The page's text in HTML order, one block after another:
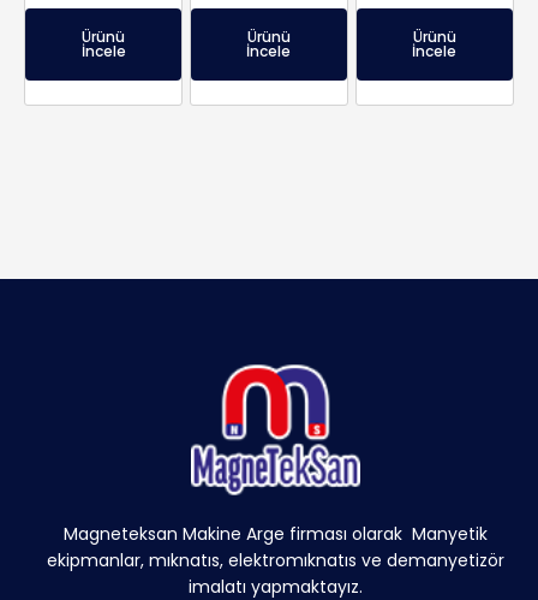
Ürünü
İncele
Ürünü
İncele
Ürünü
İncele
Magneteksan Makine Arge firması olarak Manyetik
ekipmanlar, mıknatıs, elektromıknatıs ve demanyetizör
imalatı yapmaktayız.